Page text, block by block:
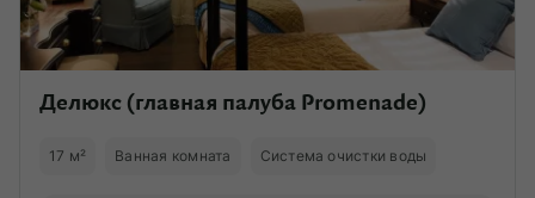
Делюкс (главная палуба Promenade)
17 м² Ванная комната Система очистки воды